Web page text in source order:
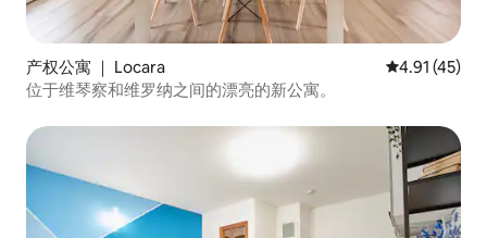
产权公寓 ｜ Locara 平均评分
4.91 (45)
位于维琴察和维罗纳之间的漂亮的新公寓。